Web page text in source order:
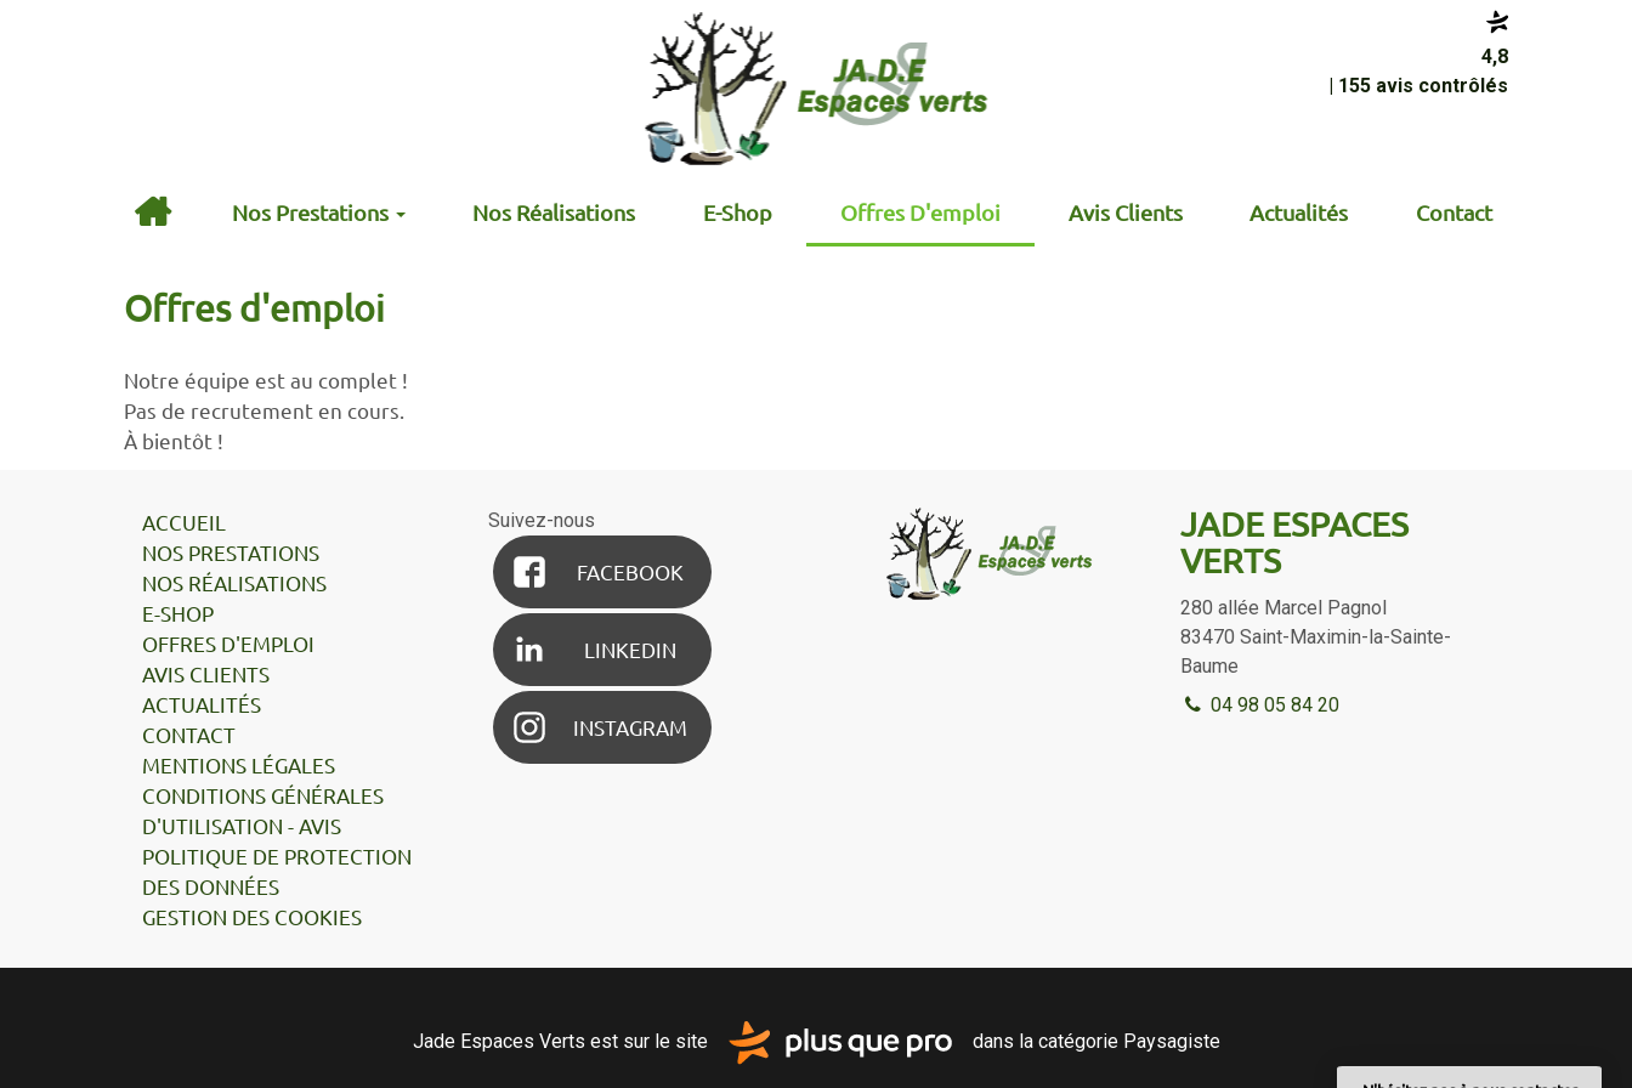
4,8
| 155 avis contrôlés
Nos Prestations Nos Réalisations E-Shop Offres D'emploi Avis Clients Actualités Contact
Offres d'emploi
Notre équipe est au complet !
Pas de recrutement en cours.
À bientôt !
ACCUEIL
NOS PRESTATIONS
NOS RÉALISATIONS
E-SHOP
OFFRES D'EMPLOI
AVIS CLIENTS
ACTUALITÉS
CONTACT
MENTIONS LÉGALES
CONDITIONS GÉNÉRALES
D'UTILISATION - AVIS
POLITIQUE DE PROTECTION
DES DONNÉES
GESTION DES COOKIES
Suivez-nous
FACEBOOK
LINKEDIN
INSTAGRAM
JADE ESPACES
VERTS
280 allée Marcel Pagnol
83470 Saint-Maximin-la-Sainte-
Baume
04 98 05 84 20
Jade Espaces Verts est sur le site dans la catégorie Paysagiste